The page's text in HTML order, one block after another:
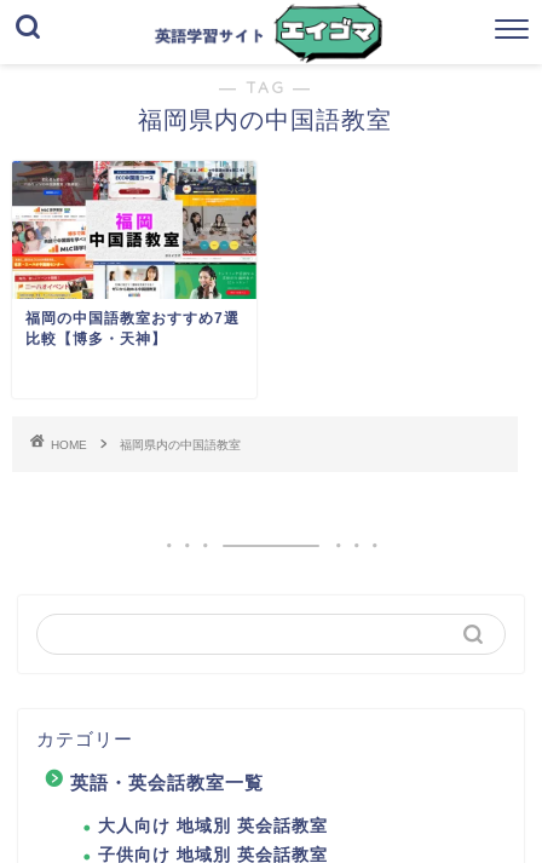
― TAG ―
福岡県内の中国語教室
福岡の中国語教室おすすめ7選
比較【博多・天神】
HOME 福岡県内の中国語教室
カテゴリー
英語・英会話教室一覧
大人向け 地域別 英会話教室
子供向け 地域別 英会話教室